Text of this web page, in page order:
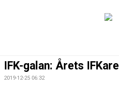
IFK-galan: Årets IFKare
2019-12-25 06:32